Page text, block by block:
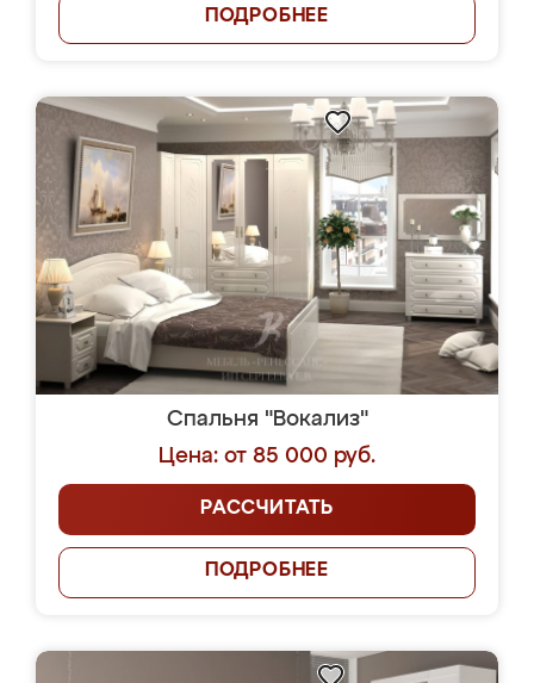
ПОДРОБНЕЕ
Спальня "Вокализ"
Цена: от 85 000 руб.
РАССЧИТАТЬ
ПОДРОБНЕЕ